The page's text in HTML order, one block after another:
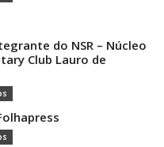
do NSR – Núcleo
Club Lauro de